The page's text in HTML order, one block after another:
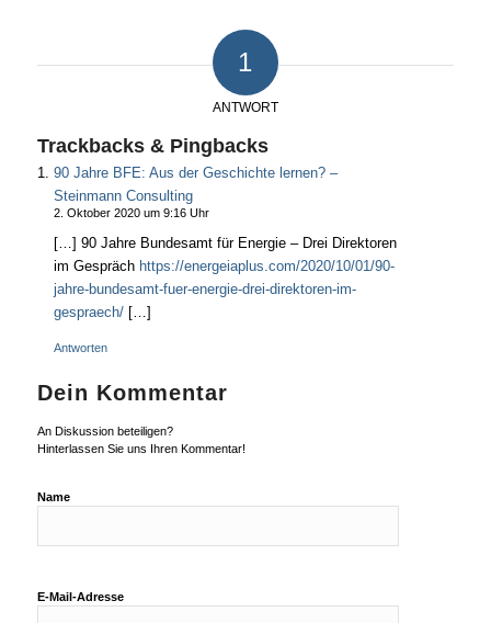
1
ANTWORT
Trackbacks & Pingbacks
90 Jahre BFE: Aus der Geschichte lernen? –
Steinmann Consulting
2. Oktober 2020 um 9:16 Uhr
[…] 90 Jahre Bundesamt für Energie – Drei Direktoren
im Gespräch https://energeiaplus.com/2020/10/01/90-
jahre-bundesamt-fuer-energie-drei-direktoren-im-
gespraech/[…]
Antworten
Dein Kommentar
An Diskussion beteiligen?
Hinterlassen Sie uns Ihren Kommentar!
Name
E-Mail-Adresse